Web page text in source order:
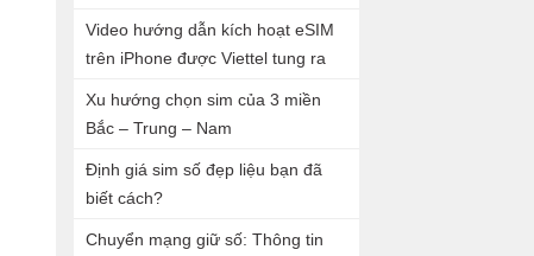
Video hướng dẫn kích hoạt eSIM
trên iPhone được Viettel tung ra
Xu hướng chọn sim của 3 miền
Bắc – Trung – Nam
Định giá sim số đẹp liệu bạn đã
biết cách?
Chuyển mạng giữ số: Thông tin